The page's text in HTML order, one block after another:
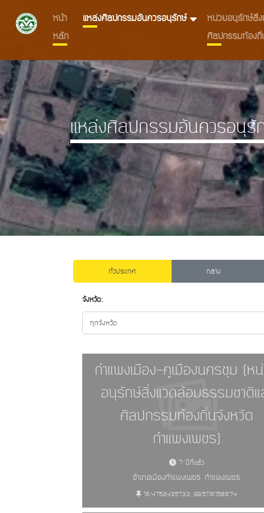
หน้า
หลัก
แหล่งศิลปกรรมอันควรอนุรักษ์
หน่วยอนุรักษ์สิ่ง
ศิลปกรรมท้อง
แหล่งศิลปกรรมอันควรอนุรั
ทั่วประเทศ กลาง
จังหวัด:
ทุกจังหวัด
กำแพงเมือง-คูเมืองนครชุม (ห
อนุรักษ์สิ่งแวดล้อมธรรมชาติแ
ศิลปกรรมท้องถิ่นจังหวัด
กำแพงเพชร)
7 ปีที่แล้ว
อำเภอเมืองกำแพงเพชร, กำแพงเพชร
16.4752435733, 99.5116158674